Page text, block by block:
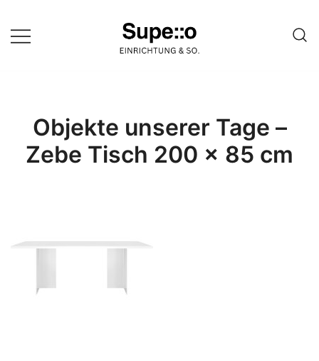
zum
Inhalt
einer Website
Objekte unserer Tage –
Zebe Tisch 200 x 85 cm